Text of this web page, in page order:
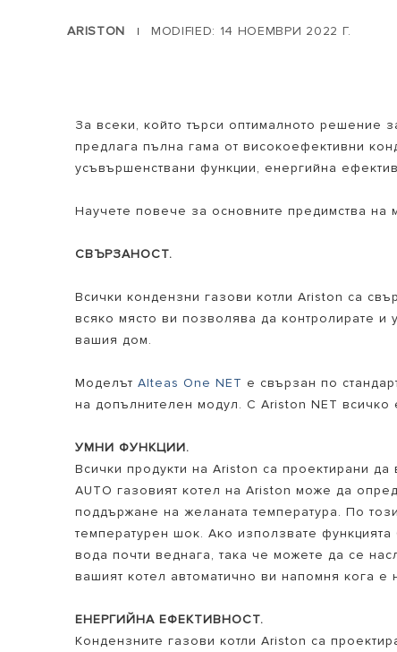
ARISTON | MODIFIED: 14 НОЕМВРИ 2022 Г.
За всеки, който търси оптималното решение
предлага пълна гама от високоефективни
усъвършенствани функции, енергийна
Научете повече за основните предимства
СВЪРЗАНОСТ.
Всички кондензни газови котли Ariston са
всяко място ви позволява да контролирате и
вашия дом.
МоделътAlteas One NET е свързан по
на допълнителен модул. С Ariston NET
УМНИ ФУНКЦИИ.
Всички продукти на Ariston са проектирани
AUTO газовият котел на Ariston може да
поддържане на желаната температура. По
температурен шок. Ако използвате
вода почти веднага, така че можете да се
вашият котел автоматично ви напомня кога
ЕНЕРГИЙНА ЕФЕКТИВНОСТ.
Кондензните газови котли Ariston са